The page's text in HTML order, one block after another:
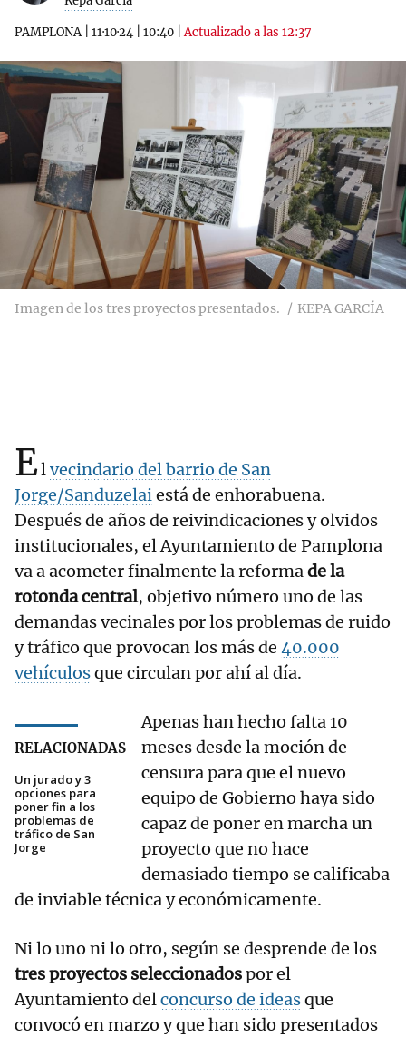
PAMPLONA| 11·10·24 10:40 |Actualizado a las 12:37
Imagen de los tres proyectos presentados. KEPA GARCÍA
Elvecindario del barrio de San
Jorge/Sanduzelaiestá de enhorabuena.
Después de años de reivindicaciones y olvidos
institucionales, el Ayuntamiento de Pamplona
va a acometer finalmente la reformade la
rotonda central, objetivo número uno de las
demandas vecinales por los problemas de ruido
y tráfico que provocan los más de 40.000
vehículosque circulan por ahí al día.
RELACIONADAS
Un jurado y 3
opciones para
poner fin a los
problemas de
tráfico de San
Jorge
Apenas han hecho falta 10
meses desde la moción de
censura para que el nuevo
equipo de Gobierno haya sido
capaz de poner en marcha un
proyecto que no hace
demasiado tiempo se calificaba
de inviable técnica y económicamente.
Ni lo uno ni lo otro, según se desprende de los
tres proyectos seleccionadospor el
Ayuntamiento delconcurso de ideasque
convocó en marzo y que han sido presentados